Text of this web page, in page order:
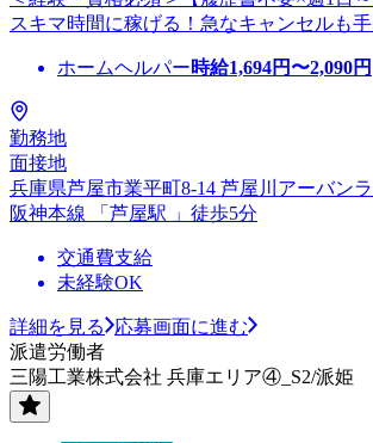
スキマ時間に稼げる！急なキャンセルも
ホームヘルパー時給1,694円〜2,090円
勤務地
面接地
兵庫県芦屋市業平町8-14 芦屋川アーバン
阪神本線 「芦屋駅 」徒歩5分
交通費支給
未経験OK
詳細を見る
応募画面に進む
派遣労働者
三陽工業株式会社 兵庫エリア④_S2/派姫